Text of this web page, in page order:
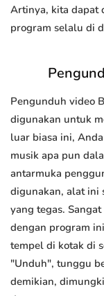
Artinya, kita dapat
program selalu di
Pengunduh video
digunakan untuk
luar biasa ini,
musik apa pun
antarmuka
digunakan, alat ini
yang tegas.
dengan program
tempel di kotak di
"Unduh", tunggu
demikian,